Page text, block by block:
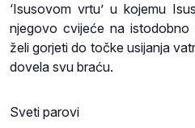
‘Isusovom vrtu’ u kojemu
njegovo cvijeće na istodobno
želi gorjeti do točke usijanja
dovela svu braću.
Sveti parovi